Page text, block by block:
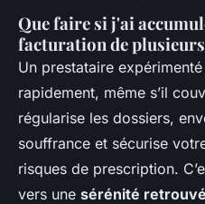
Que faire si j'ai
facturation de
Un prestataire
rapidement, même s’il
régularise les dossiers,
souffrance et sécurise
risques de prescription.
vers une sérénité